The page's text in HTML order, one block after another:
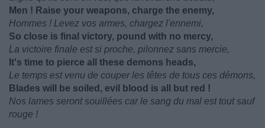
Men ! Raise your weapons, charge the enemy,
Hommes ! Levez vos armes, chargez l'ennemi,
So close is final victory, pound with no mercy,
La victoire finale est si proche, pilonnez sans mercie,
It's time to pierce all these demons heads,
Le temps est venu de couper les têtes de tous ces démons,
Blades will be soiled, evil blood is all but red !
Nos lames seront souillées car le sang du mal est tout sauf
rouge !